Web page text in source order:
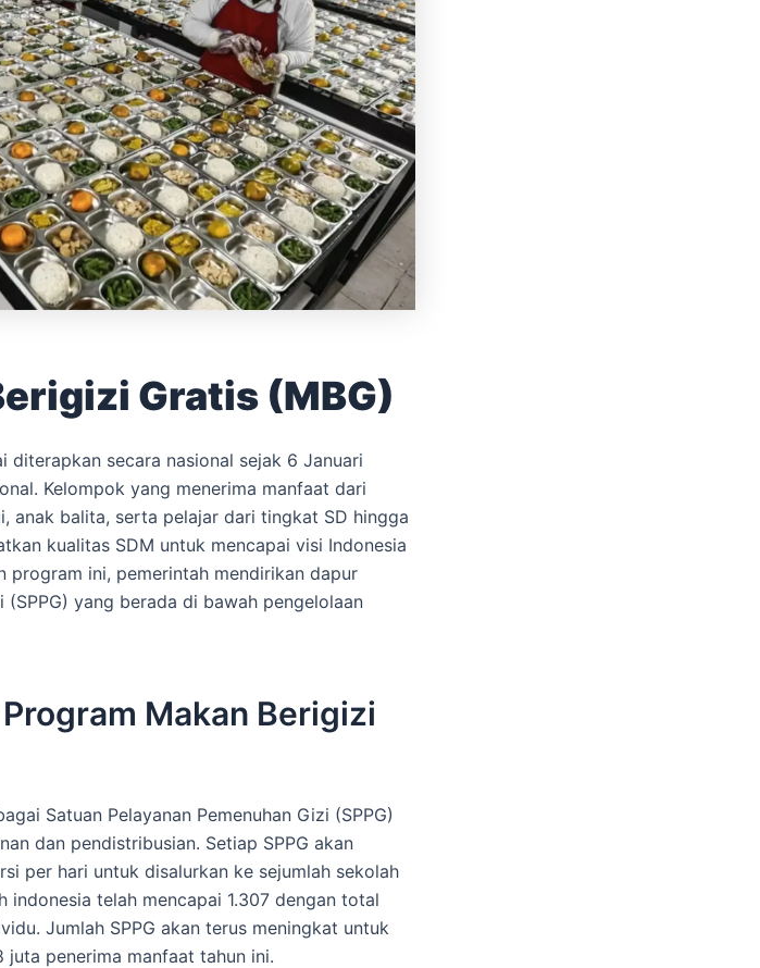
Gratis (MBG)
diterapkan secara nasional sejak 6 Januari
Kelompok yang menerima manfaat dari
anak balita, serta pelajar dari tingkat SD hingga
kualitas SDM untuk mencapai visi Indonesia
program ini, pemerintah mendirikan dapur
(SPPG) yang berada di bawah pengelolaan
Makan Berigizi
Satuan Pelayanan Pemenuhan Gizi (SPPG)
dan pendistribusian. Setiap SPPG akan
per hari untuk disalurkan ke sejumlah sekolah
indonesia telah mencapai 1.307 dengan total
Jumlah SPPG akan terus meningkat untuk
juta penerima manfaat tahun ini.